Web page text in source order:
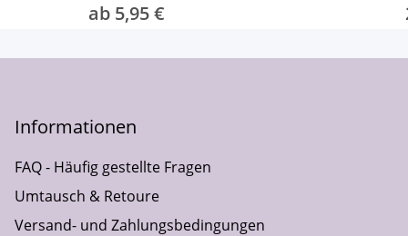
ab 5,95 €
Informationen
FAQ - Häufig gestellte Fragen
Umtausch & Retoure
Versand- und Zahlungsbedingungen